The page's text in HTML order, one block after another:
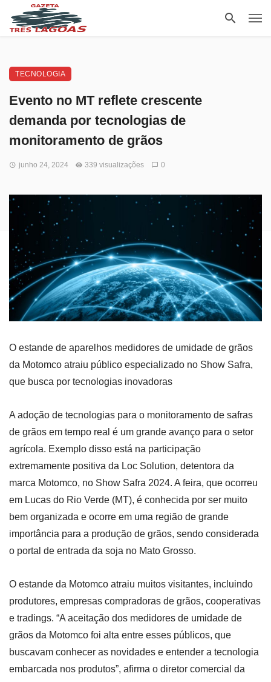
TECNOLOGIA
Evento no MT reflete crescente
demanda por tecnologias de
monitoramento de grãos
junho 24, 2024 339 visualizações 0
O estande de aparelhos medidores de umidade de grãos
da Motomco atraiu público especializado no Show Safra,
que busca por tecnologias inovadoras
A adoção de tecnologias para o monitoramento de safras
de grãos em tempo real é um grande avanço para o setor
agrícola. Exemplo disso está na participação
extremamente positiva da Loc Solution, detentora da
marca Motomco, no Show Safra 2024. A feira, que ocorreu
em Lucas do Rio Verde (MT), é conhecida por ser muito
bem organizada e ocorre em uma região de grande
importância para a produção de grãos, sendo considerada
o portal de entrada da soja no Mato Grosso.
O estande da Motomco atraiu muitos visitantes, incluindo
produtores, empresas compradoras de grãos, cooperativas
e tradings. “A aceitação dos medidores de umidade de
grãos da Motomco foi alta entre esses públicos, que
buscavam conhecer as novidades e entender a tecnologia
embarcada nos produtos”, afirma o diretor comercial da